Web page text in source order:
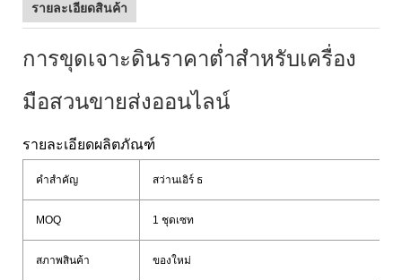
รายละเอียดสินค้า
การขุดเจาะดินราคาต่ำสำหรับเครื่อง
มือสวนขายส่งออนไลน์
รายละเอียดผลิตภัณฑ์
คำสำคัญ สว่านเอิร์ ธ
MOQ 1 ชุดเซท
สภาพสินค้า ของใหม่